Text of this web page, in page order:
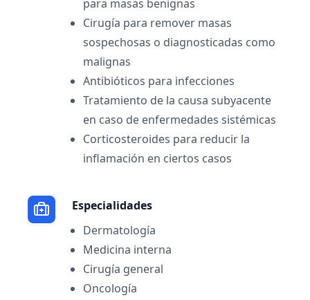
para masas benignas
Cirugía para remover masas
sospechosas o diagnosticadas como
malignas
Antibióticos para infecciones
Tratamiento de la causa subyacente
en caso de enfermedades sistémicas
Corticosteroides para reducir la
inflamación en ciertos casos
Especialidades
Dermatología
Medicina interna
Cirugía general
Oncología